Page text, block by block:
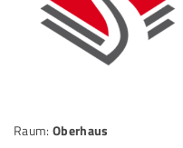
Raum: Oberhaus